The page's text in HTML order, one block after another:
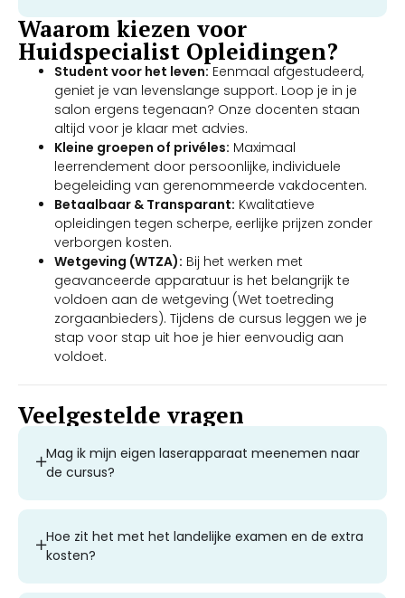
Waarom kiezen voor
Huidspecialist Opleidingen?
Student voor het leven: Eenmaal afgestudeerd,
geniet je van levenslange support. Loop je in je
salon ergens tegenaan? Onze docenten staan
altijd voor je klaar met advies.
Kleine groepen of privéles: Maximaal
leerrendement door persoonlijke, individuele
begeleiding van gerenommeerde vakdocenten.
Betaalbaar & Transparant: Kwalitatieve
opleidingen tegen scherpe, eerlijke prijzen zonder
verborgen kosten.
Wetgeving (WTZA): Bij het werken met
geavanceerde apparatuur is het belangrijk te
voldoen aan de wetgeving (Wet toetreding
zorgaanbieders). Tijdens de cursus leggen we je
stap voor stap uit hoe je hier eenvoudig aan
voldoet.
Veelgestelde vragen
Mag ik mijn eigen laserapparaat meenemen naar
de cursus?
Hoe zit het met het landelijke examen en de extra
kosten?